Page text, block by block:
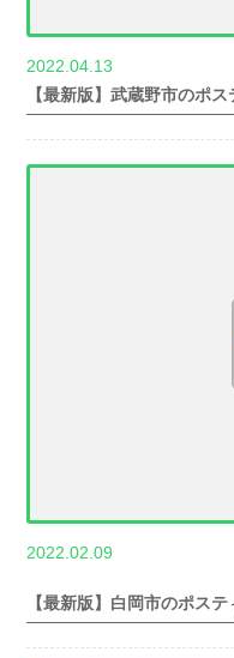
2022.04.13
【最新版】武蔵野市のポ
2022.02.09
【最新版】白岡市のポス